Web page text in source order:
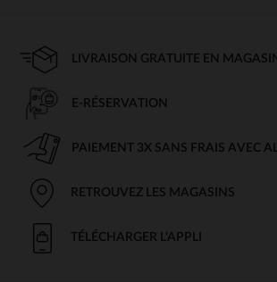
LIVRAISON GRATUITE EN
E-RÉSERVATION
PAIEMENT 3X SANS FRAIS AVEC
RETROUVEZ LES MAGASINS
TÉLÉCHARGER L'APPLI